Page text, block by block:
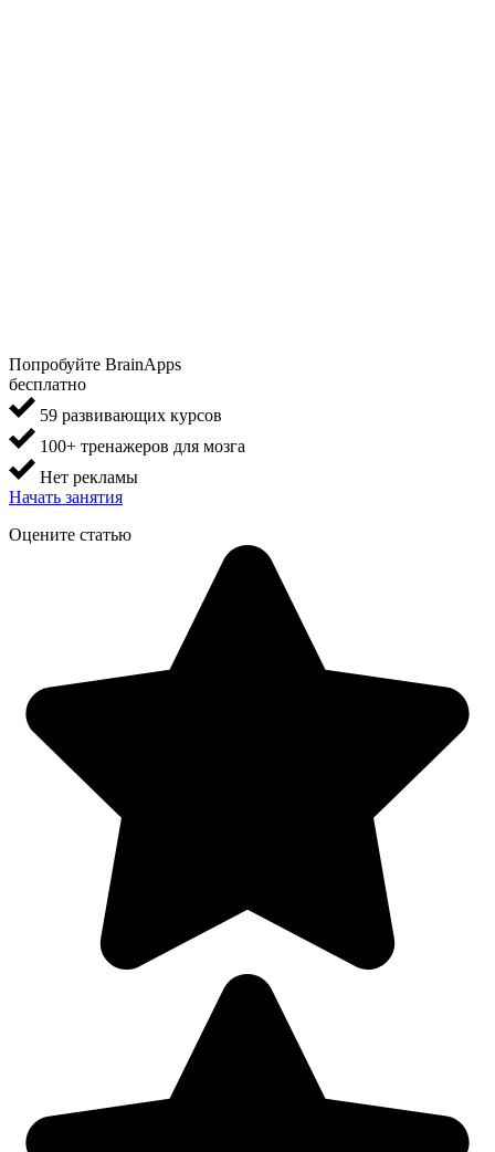
Попробуйте BrainApps
бесплатно
59 развивающих курсов
100+ тренажеров для мозга
Нет рекламы
Начать занятия
Оцените статью